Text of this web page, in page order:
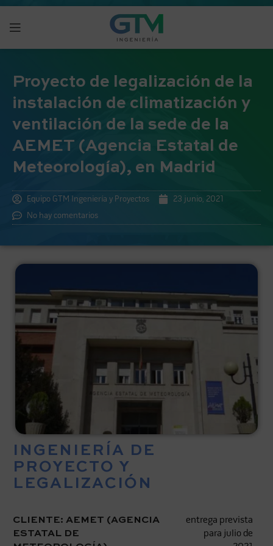
Proyecto de legalización de la
instalación de climatización y
ventilación de la sede de la
AEMET (Agencia Estatal de
Meteorología), en Madrid
Equipo GTM Ingeniería y Proyectos 23 junio, 2021
No hay comentarios
INGENIERÍA DE
PROYECTO Y
LEGALIZACIÓN
CLIENTE: AEMET (AGENCIA
ESTATAL DE
entrega prevista
para julio de